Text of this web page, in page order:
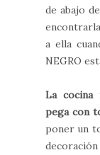
de abajo
a ella
NEGRO
La cocina
pega con
poner un